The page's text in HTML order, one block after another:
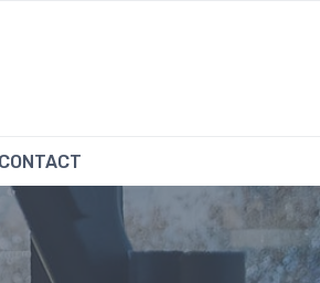
CONTACT